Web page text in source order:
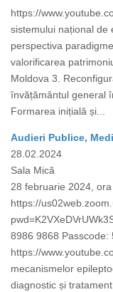
https://
sistemului național de
perspectiva
valorificarea
Moldova 3.
învățământul general
Formarea inițială și...
Audieri Publice,
28.02.2024
Sala Mică
28 februarie 2024,
https://
8986 9868 Passcode:
https://
mecanismelor
diagnostic și